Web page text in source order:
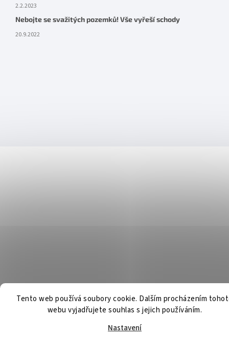
Tento web používá soubory cookie. Dalším procházením
webu vyjadřujete souhlas s jejich používáním.
Nastavení
2.2.2023
Nebojte se svažitých pozemků! Vše vyřeší schody
20.9.2022